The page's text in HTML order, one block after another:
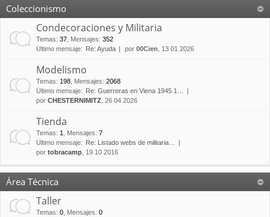
Coleccionismo
Condecoraciones y Militaria
Temas: 37 Mensajes: 352
Último mensaje:
Re: Ayuda por 00Cien , 13 01 2026
Modelismo
Temas: 198 Mensajes: 2068
Último mensaje:
Re: Guerreras en Viena 1945 1…
por CHESTERNIMITZ , 26 04 2026
Tienda
Temas: 1 Mensajes: 7
Último mensaje:
Re: Listado webs de militaria…
por tobracamp , 19 10 2016
Área Técnica
Taller
Temas: 0 Mensajes: 0